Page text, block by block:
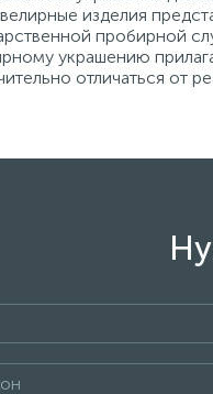
изделия
пробирной
украшению
отличаться от